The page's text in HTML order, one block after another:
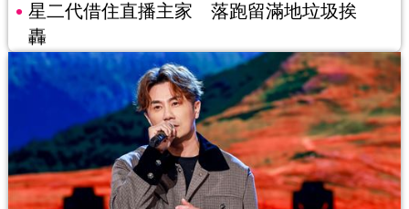
星二代借住直播主家 落跑留滿地垃圾挨
轟